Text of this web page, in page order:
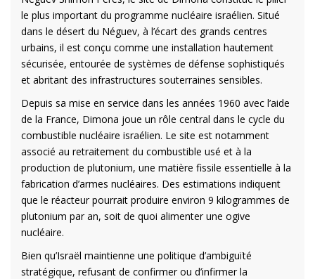
le plus important du programme nucléaire israélien. Situé
dans le désert du Néguev, à l’écart des grands centres
urbains, il est conçu comme une installation hautement
sécurisée, entourée de systèmes de défense sophistiqués
et abritant des infrastructures souterraines sensibles.
Depuis sa mise en service dans les années 1960 avec l’aide
de la France, Dimona joue un rôle central dans le cycle du
combustible nucléaire israélien. Le site est notamment
associé au retraitement du combustible usé et à la
production de plutonium, une matière fissile essentielle à la
fabrication d’armes nucléaires. Des estimations indiquent
que le réacteur pourrait produire environ 9 kilogrammes de
plutonium par an, soit de quoi alimenter une ogive
nucléaire.
Bien qu’Israël maintienne une politique d’ambiguïté
stratégique, refusant de confirmer ou d’infirmer la